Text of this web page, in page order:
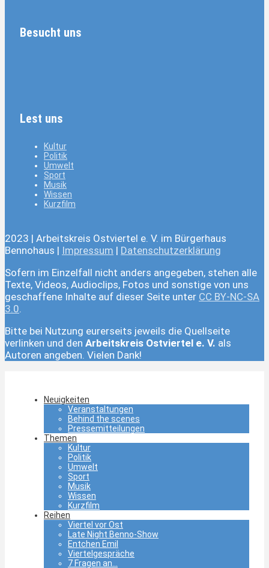
Besucht uns
Lest uns
Kultur
Politik
Umwelt
Sport
Musik
Wissen
Kurzfilm
2023 | Arbeitskreis Ostviertel e. V. im Bürgerhaus
Bennohaus | Impressum | Datenschutzerklärung
Sofern im Einzelfall nicht anders angegeben, stehen alle
Texte, Videos, Audioclips, Fotos und sonstige von uns
geschaffene Inhalte auf dieser Seite unter CC BY-NC-SA
3.0.
Bitte bei Nutzung eurerseits jeweils die Quellseite
verlinken und den Arbeitskreis Ostviertel e. V. als
Autoren angeben. Vielen Dank!
Neuigkeiten
Veranstaltungen
Behind the scenes
Pressemitteilungen
Themen
Kultur
Politik
Umwelt
Sport
Musik
Wissen
Kurzfilm
Reihen
Viertel vor Ost
Late Night Benno-Show
Entchen Emil
Viertelgespräche
7 Fragen an…